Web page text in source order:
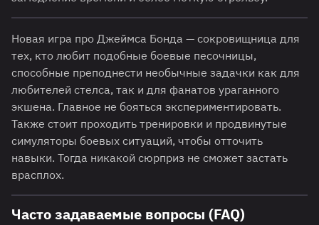
Новая игра про Джеймса Бонда — сокровищница для
тех, кто любит подобные боевые песочницы,
способные преподнести необычные задачки как для
любителей стелса, так и для фанатов ураганного
экшена. Главное не бояться экспериментировать.
Также стоит проходить тренировки и продвинутые
симуляторы боевых ситуаций, чтобы отточить
навыки. Тогда никакой сюрприз не сможет застать
врасплох.
Часто задаваемые вопросы (FAQ)